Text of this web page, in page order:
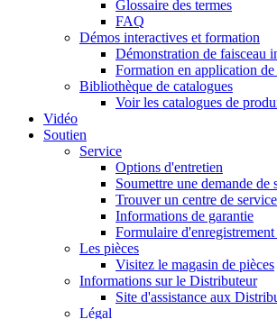
Glossaire des termes
FAQ
Démos interactives et formation
Démonstration de faisceau
Formation en application
Bibliothèque de catalogues
Voir les catalogues de
Vidéo
Soutien
Service
Options d'entretien
Soumettre une demande de
Trouver un centre de
Informations de garantie
Formulaire
Les pièces
Visitez le magasin de pièces
Informations sur le Distributeur
Site d'assistance aux
Légal